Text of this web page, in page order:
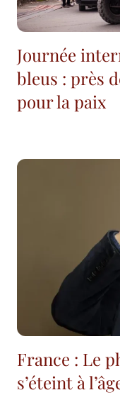
Journée
bleus : près
pour la paix
France : Le
s’éteint à